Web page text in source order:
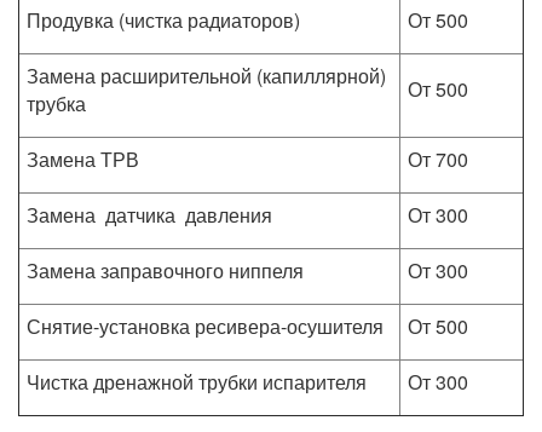
Продувка (чистка радиаторов)
От 500
Замена расширительной (капиллярной)
трубка
От 500
Замена ТРВ
От 700
Замена датчика давления
От 300
Замена заправочного ниппеля
От 300
Снятие-установка ресивера-осушителя
От 500
Чистка дренажной трубки испарителя
От 300